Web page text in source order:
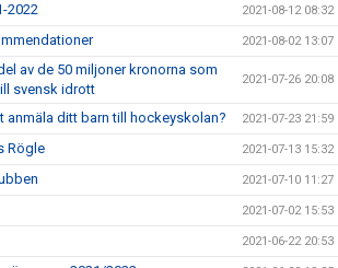
2022 2021-08-12 08:32
2021-08-02 13:07
av de 50 miljoner kronorna som
svensk idrott
2021-07-26 20:08
anmäla ditt barn till hockeyskolan? 2021-07-23 21:59
Rögle 2021-07-13 15:32
2021-07-10 11:27
2021-07-02 15:53
2021-06-22 20:53